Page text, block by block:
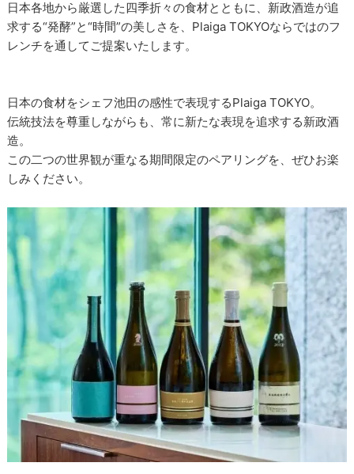
日本各地から厳選した四季折々の食材とともに、新政酒造が追
求する“発酵”と“時間”の美しさを、Plaiga TOKYOならではのフ
レンチを通してご提案いたします。
日本の食材をシェフ池田の感性で表現するPlaiga TOKYO。
伝統技法を尊重しながらも、常に新たな表現を追求する新政酒
造。
この二つの世界観が重なる期間限定のペアリングを、ぜひお楽
しみください。